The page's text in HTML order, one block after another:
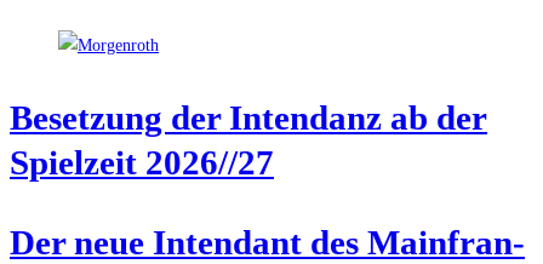
Beset­zung der Inten­danz ab der
Spiel­zeit 2026/​/​27
Der neue Inten­dant des Main­fran­